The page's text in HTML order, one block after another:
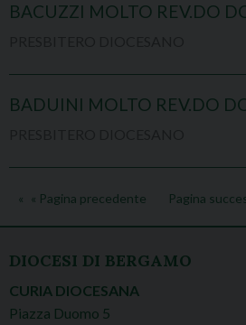
BACUZZI MOLTO REV.DO
BADUINI MOLTO REV.DO
« Pagina precedente Pagina
DIOCESI DI BERGAMO
CURIA DIOCESANA
Piazza Duomo 5